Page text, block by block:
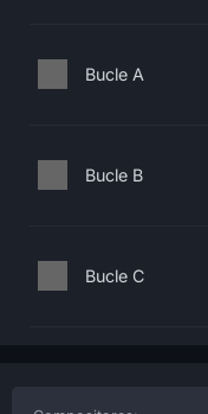
Bucle A
Bucle B
Bucle C